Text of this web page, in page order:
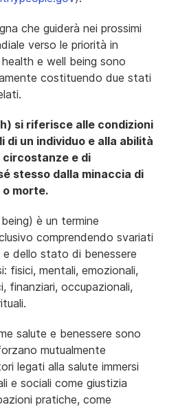
che guiderà nei prossimi
verso le priorità in
e well being sono
costituendo due stati
si riferisce alle condizioni
di un individuo e alla abilità
e di
stesso dalla minaccia di
morte.
è un termine
comprendendo svariati
dello stato di benessere
fisici, mentali, emozionali,
finanziari, occupazionali,
salute e benessere sono
mutualmente
legati alla salute immersi
e sociali come giustizia
pratiche, come